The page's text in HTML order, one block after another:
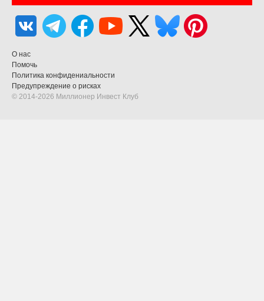
О нас
Помочь
Политика конфидениальности
Предупреждение о рисках
© 2014-2026 Миллионер Инвест Клуб